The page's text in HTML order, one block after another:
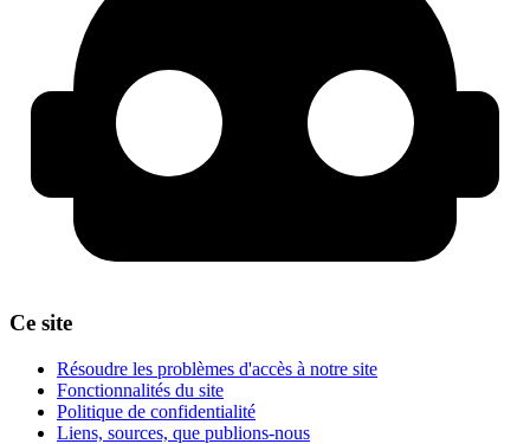
Ce site
Résoudre les problèmes d'accès à notre site
Fonctionnalités du site
Politique de confidentialité
Liens, sources, que publions-nous